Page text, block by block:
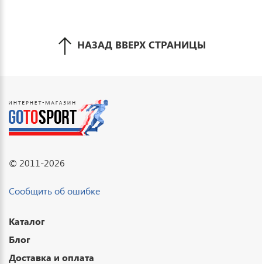
НАЗАД ВВЕРХ СТРАНИЦЫ
© 2011-2026
Сообщить об ошибке
Каталог
Блог
Доставка и оплата